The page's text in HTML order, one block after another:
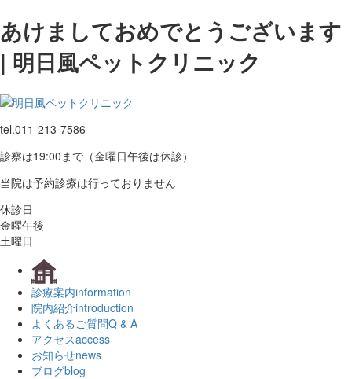
あけましておめでとうございます
| 明日風ペットクリニック
tel.011-213-7586
診察は19:00まで（金曜日午後は休診）
当院は予約診療は行っておりません
休診日
金曜午後
土曜日
診療案内information
院内紹介introduction
よくあるご質問Q & A
アクセスaccess
お知らせnews
ブログblog